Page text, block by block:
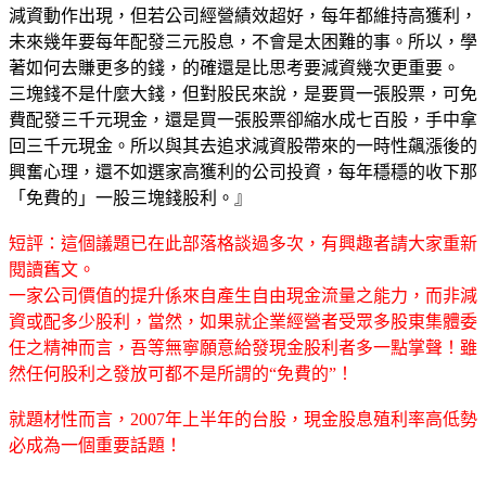
減資動作出現，但若公司經營績效超好，每年都維持高獲利，
未來幾年要每年配發三元股息，不會是太困難的事。所以，學
著如何去賺更多的錢，的確還是比思考要減資幾次更重要。
三塊錢不是什麼大錢，但對股民來說，是要買一張股票，可免
費配發三千元現金，還是買一張股票卻縮水成七百股，手中拿
回三千元現金。所以與其去追求減資股帶來的一時性飆漲後的
興奮心理，還不如選家高獲利的公司投資，每年穩穩的收下那
「免費的」一股三塊錢股利。』
短評：這個議題已在此部落格談過多次，有興趣者請大家重新
閱讀舊文。
一家公司價值的提升係來自產生自由現金流量之能力，而非減
資或配多少股利，當然，如果就企業經營者受眾多股東集體委
任之精神而言，吾等無寧願意給發現金股利者多一點掌聲！雖
然任何股利之發放可都不是所謂的“免費的”！
就題材性而言，2007年上半年的台股，現金股息殖利率高低勢
必成為一個重要話題！